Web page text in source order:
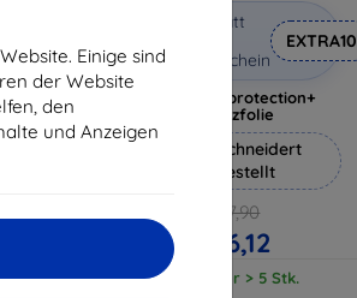
Einige sind
der Website
den
und Anzeigen
Stk.
Rabatt
Gutschein
EXTRA10
3mk Silverprotection+
Schutzfolie
Maßgeschneidert
hergestellt
€ 17,90
€ 16,12
Auf Lager > 5 Stk.